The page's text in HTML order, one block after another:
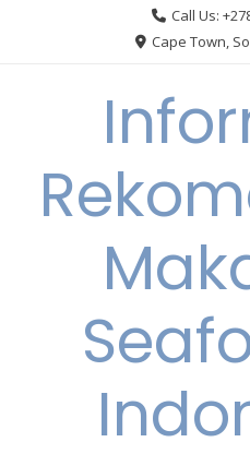
Call Us:
Cape Town,